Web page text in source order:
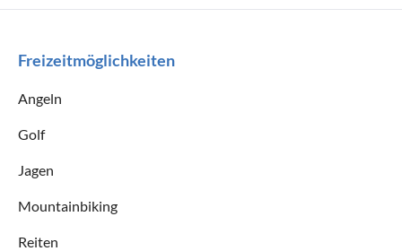
Freizeitmöglichkeiten
Angeln
Golf
Jagen
Mountainbiking
Reiten